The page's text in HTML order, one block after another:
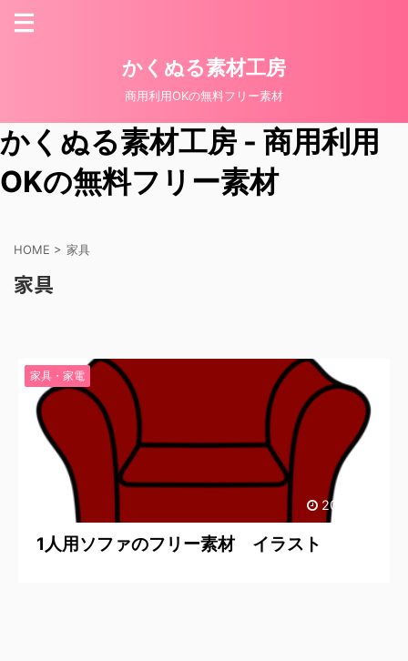
かくぬる素材工房
商用利用OKの無料フリー素材
かくぬる素材工房 - 商用利用
OKの無料フリー素材
HOME > 家具
家具
2020/7/6
家具・家電
1人用ソファのフリー素材 イラスト